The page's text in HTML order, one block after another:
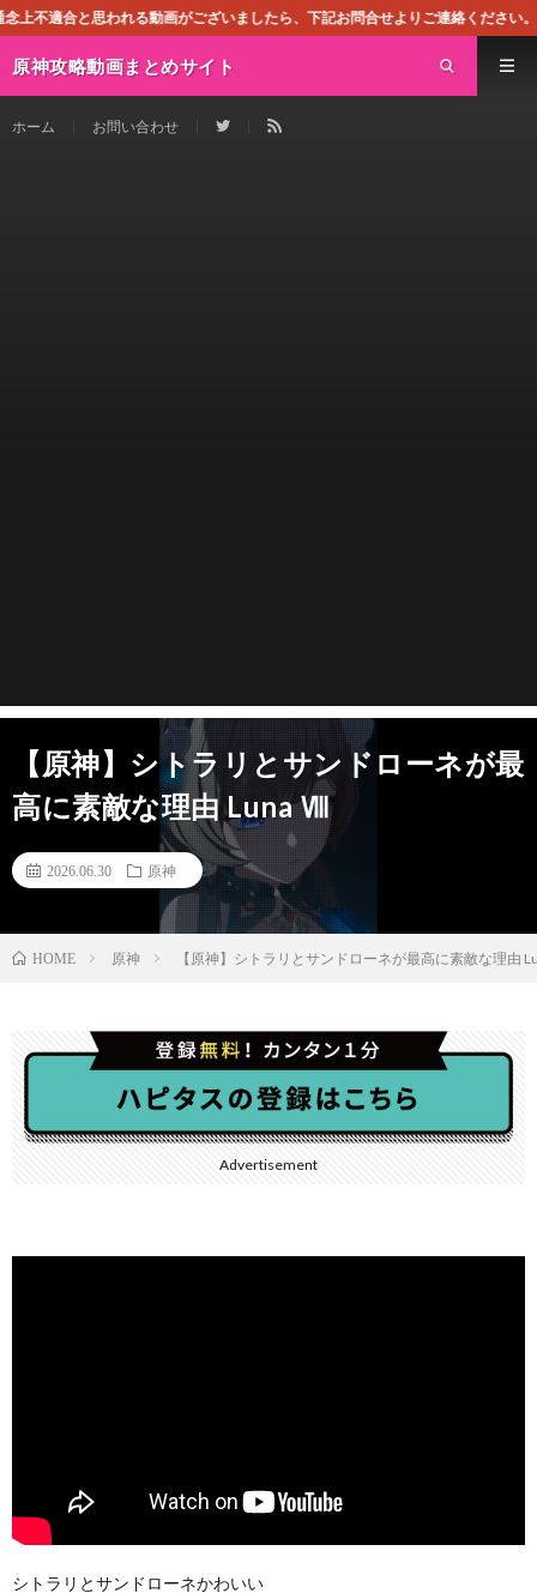
動画がございましたら、下記お問合せよりご連絡ください。即刻対処させ
原神攻略動画まとめサイト
ホーム お問い合わせ
【原神】シトラリとサンドローネが最
高に素敵な理由 Luna Ⅷ
2026.06.30 原神
HOME 原神 【原神】シトラリとサンドローネが最高に素敵な理由
Advertisement
シトラリとサンドローネかわいい